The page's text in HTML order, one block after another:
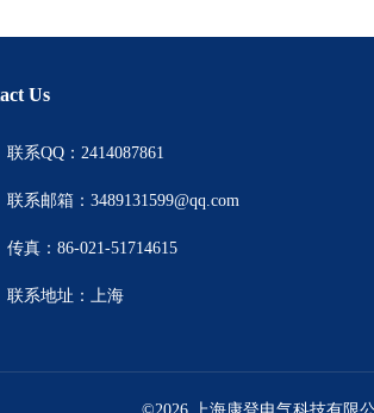
Us
联系QQ：2414087861
联系邮箱：3489131599@qq.com
传真：86-021-51714615
联系地址：上海